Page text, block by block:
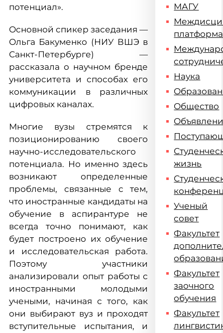
потенциал».
Основной спикер заседания —
Ольга Бакуменко (НИУ ВШЭ в
Санкт-Петербурге) —
рассказала о научном бренде
университета и способах его
коммуникации в различных
цифровых каналах.
Многие вузы стремятся к
позиционированию своего
научно-исследовательского
потенциала. Но именно здесь
возникают определенные
проблемы, связанные с тем,
что иностранные кандидаты на
обучение в аспирантуре не
всегда точно понимают, как
будет построено их обучение
и исследовательская работа.
Поэтому участники
анализировали опыт работы с
иностранными молодыми
учеными, начиная с того, как
они выбирают вуз и проходят
вступительные испытания, и
МАГУ
платформа
Наука
Общество
жизнь
Ученый
совет
Факультет
Факультет
заочного
обучения
Факультет